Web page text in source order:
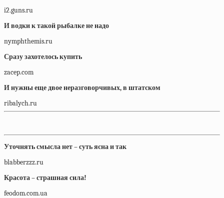
i2.guns.ru
И водки к такой рыбалке не надо
nymphthemis.ru
Сразу захотелось купить
zacep.com
И нужны еще двое неразговорчивых, в штатском
ribalych.ru
Уточнять смысла нет – суть ясна и так
blabberzzz.ru
Красота – страшная сила!
feodom.com.ua